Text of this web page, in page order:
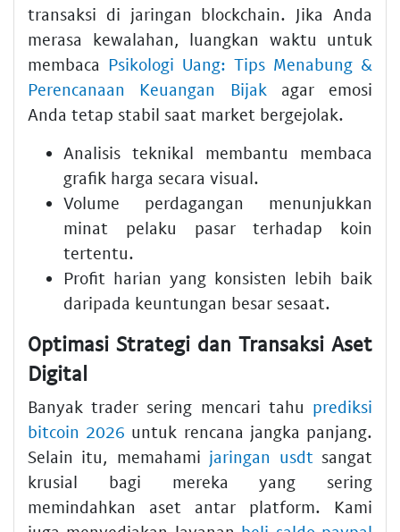
transaksi di jaringan blockchain. Jika Anda
merasa kewalahan, luangkan waktu untuk
membaca Psikologi Uang: Tips Menabung &
Perencanaan Keuangan Bijakagar emosi
Anda tetap stabil saat market bergejolak.
Analisis teknikal membantu membaca
grafik harga secara visual.
Volume perdagangan menunjukkan
minat pelaku pasar terhadap koin
tertentu.
Profit harian yang konsisten lebih baik
daripada keuntungan besar sesaat.
Optimasi Strategi dan Transaksi Aset
Digital
Banyak trader sering mencari tahu prediksi
bitcoin 2026 untuk rencana jangka panjang.
Selain itu, memahami jaringan usdt sangat
krusial bagi mereka yang sering
memindahkan aset antar platform. Kami